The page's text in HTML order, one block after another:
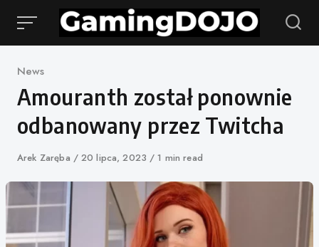
treści
Kategoria
News
Amouranth został ponownie
odbanowany przez Twitcha
Autor
Arek Zaręba Opublikowano
20 lipca, 2023 1 min read